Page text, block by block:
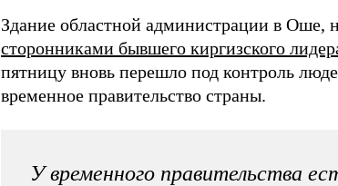
Здание областной администрации в Оше,
сторонниками бывшего киргизского
пятницу вновь перешло под контроль
временное правительство страны.
У временного правительства